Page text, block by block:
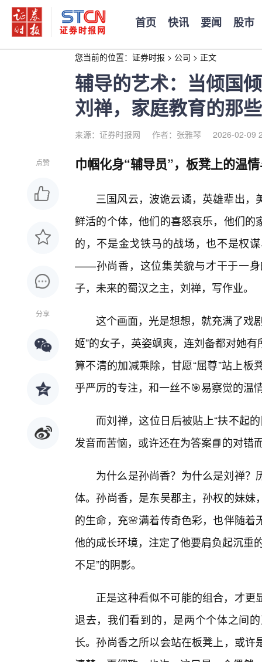
首页 快讯 要闻 股市
您当前的位置： 证券时报 > 公司 > 正文
辅导的艺术：当倾国
刘禅，家庭教育的那
来源：证券时报网 作者：张雅琴 2026-02-09
点赞
分享
巾帼化身“辅导员”，板凳上的温
三国风云，波诡云谲，英雄辈出
鲜活的个体，他们的喜怒哀乐，他们
的，不是金戈铁马的战场，也不是权
——孙尚香，这位集美貌与才干于一
子，未来的蜀汉之主，刘禅，写作业。
这个画面，光是想想，就充满了戏
姬”的女子，英姿飒爽，连刘备都对她
算不清的加减乘除，甘愿“屈尊”站上
乎严厉的专注，和一丝不🎯易察觉的温
而刘禅，这位日后被贴上“扶不起
发音而苦恼，或许还在为答案📘的对错
为什么是孙尚香？为什么是刘禅
体。孙尚香，是东吴郡主，孙权的妹
的生命，充🌸满着传奇色彩，也伴随
他的成长环境，注定了他要肩负起沉重
不足”的阴影。
正是这种看似不可能的组合，才
退去，我们看到的，是两个个体之间
长。孙尚香之所以会站在板凳上，或